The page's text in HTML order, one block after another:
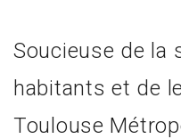
Soucieuse de la
habitants et de
Toulouse